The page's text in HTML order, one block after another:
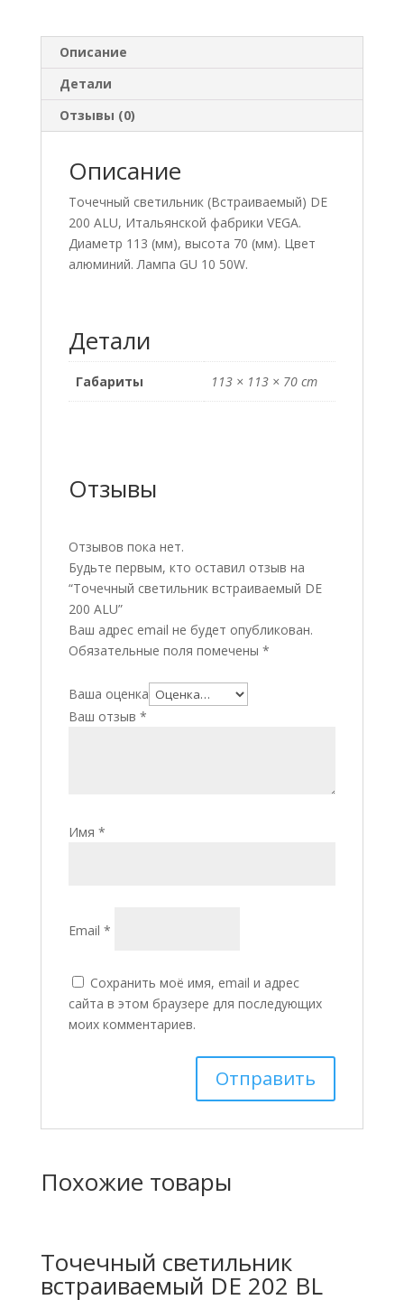
Описание
Детали
Отзывы (0)
Описание
Точечный светильник (Встраиваемый) DE
200 ALU, Итальянской фабрики VEGA.
Диаметр 113 (мм), высота 70 (мм). Цвет
алюминий. Лампа GU 10 50W.
Детали
Габариты 113 × 113 × 70 cm
Отзывы
Отзывов пока нет.
Будьте первым, кто оставил отзыв на
“Точечный светильник встраиваемый DE
200 ALU”
Ваш адрес email не будет опубликован.
Обязательные поля помечены *
Ваша оценка
Ваш отзыв *
Имя *
Email *
Сохранить моё имя, email и адрес
сайта в этом браузере для последующих
моих комментариев.
Похожие товары
Точечный светильник
встраиваемый DE 202 BL